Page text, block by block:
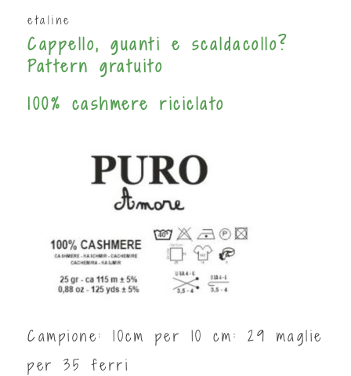
etaline
Cappello, guanti e scaldacollo?
Pattern gratuito
100% cashmere riciclato
Campione: 10cm per 10 cm: 29 maglie
per 35 ferri